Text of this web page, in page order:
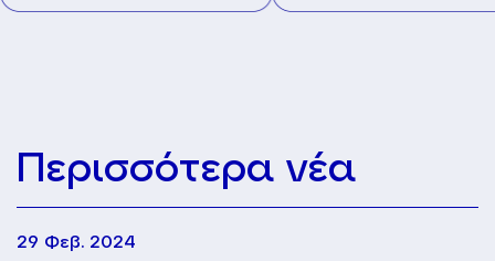
Περισσότερα νέα
29 Φεβ. 2024